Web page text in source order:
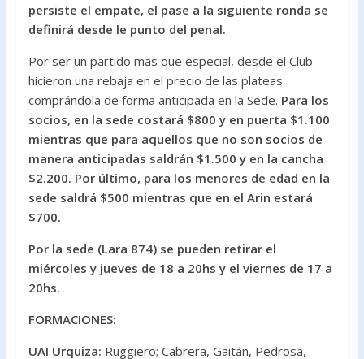
persiste el empate, el pase a la siguiente ronda se
definirá desde le punto del penal.
Por ser un partido mas que especial, desde el Club
hicieron una rebaja en el precio de las plateas
comprándola de forma anticipada en la Sede. Para los
socios, en la sede costará $800 y en puerta $1.100
mientras que para aquellos que no son socios de
manera anticipadas saldrán $1.500 y en la cancha
$2.200. Por último, para los menores de edad en la
sede saldrá $500 mientras que en el Arin estará
$700.
Por la sede (Lara 874) se pueden retirar el
miércoles y jueves de 18 a 20hs y el viernes de 17 a
20hs.
FORMACIONES:
UAI Urquiza: Ruggiero; Cabrera, Gaitán, Pedrosa,